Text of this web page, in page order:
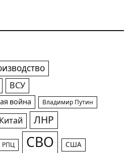
ВСУ
война Владимир Путин
Китай ЛНР
РПЦ СВО США